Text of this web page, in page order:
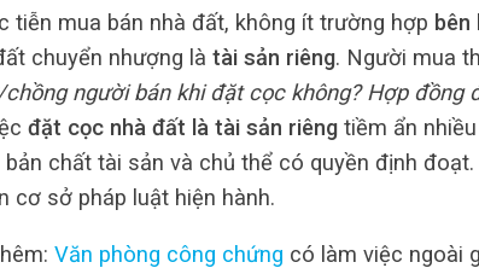
tiễn mua bán nhà đất, không ít trường hợp bên
chuyển nhượng là tài sản riêng. Người mua
người bán khi đặt cọc không? Hợp đồng
đặt cọc nhà đất là tài sản riêng tiềm ẩn
bản chất tài sản và chủ thể có quyền định
cơ sở pháp luật hiện hành.
Văn phòng công chứng có làm việc ngoài